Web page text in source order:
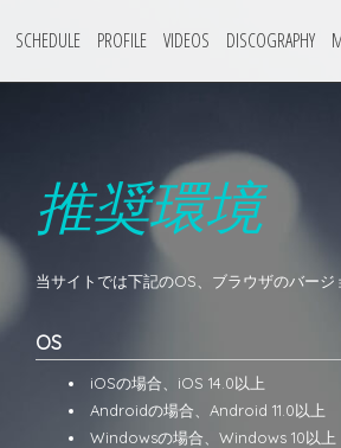
SCHEDULE PROFILE VIDEOS DISCOGRAPHY
推奨環境
当サイトでは下記のOS、ブラウザのバージ
OS
iOSの場合、iOS 14.0以上
Androidの場合、Android 11.0以上
Windowsの場合、Windows 10以上